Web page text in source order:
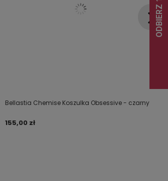
Bellastia Chemise Koszulka Obsessive - czarny
155,00 zł